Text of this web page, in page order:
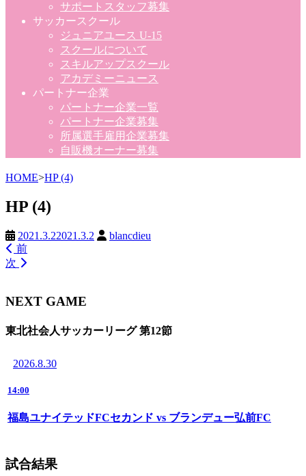
サポートスタッフ募集
サッカースクール
ジュニアユース U-15
スクールについて
スキルアップスクール
アカデミーニュース
パートナー企業
パートナー企業一覧
パートナー企業募集
所属選手雇用企業募集
自販機オーナー募集
HOME>HP (4)
HP (4)
2021.3.22021.3.2
blancdieu
前
次
NEXT GAME
東北社会人サッカーリーグ 第12節
2026.8.30
14:00
福島ユナイテッドFCセカンド vs ブランデュー弘前FC
試合結果